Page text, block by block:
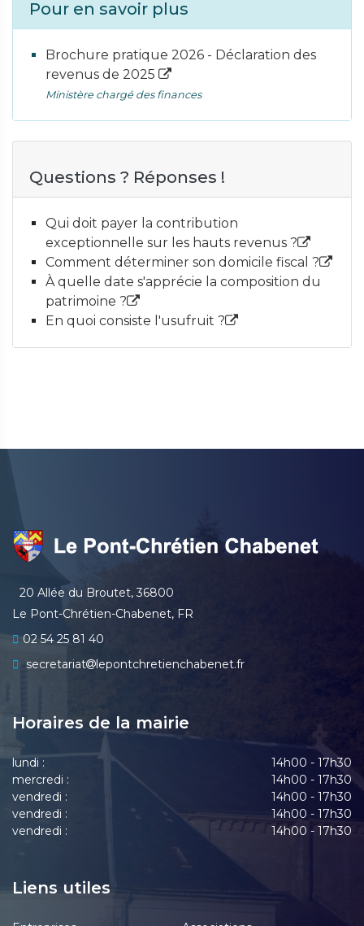
Pour en savoir plus
Brochure pratique 2026 - Déclaration des
revenus de 2025
Ministère chargé des finances
Questions ? Réponses !
Qui doit payer la contribution
exceptionnelle sur les hauts revenus ?
Comment déterminer son domicile fiscal ?
À quelle date s'apprécie la composition du
patrimoine ?
En quoi consiste l'usufruit ?
20 Allée du Broutet, 36800
Le Pont-Chrétien-Chabenet, FR
02 54 25 81 40
secretariat
lepontchretienchabenet.fr
Horaires de la mairie
lundi :
14h00 - 17h30
mercredi :
14h00 - 17h30
vendredi :
14h00 - 17h30
vendredi :
14h00 - 17h30
vendredi :
14h00 - 17h30
Liens utiles